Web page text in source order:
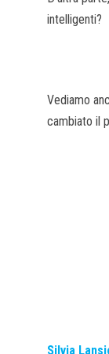
intelligenti?
Vediamo
cambiato il
Silvia